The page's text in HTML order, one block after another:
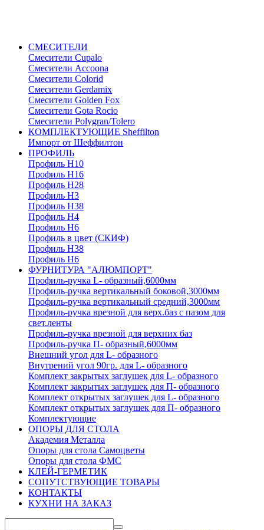
СМЕСИТЕЛИ
Cмесители Cupalo
Смесители Accoona
Смесители Colorid
Смесители Gerdamix
Смесители Golden Fox
Смесители Gota Rocio
Смесители Polygran/Tolero
КОМПЛЕКТУЮЩИЕ Sheffilton
Импорт от Шеффилтон
ПРОФИЛЬ
Профиль H10
Профиль H16
Профиль H28
Профиль H3
Профиль H38
Профиль H4
Профиль H6
Профиль в цвет (СКИФ)
Профиль H38
Профиль H6
ФУРНИТУРА "АЛЮМПОРТ"
Профиль-ручка L- образный,6000мм
Профиль-ручка вертикальный боковой,3000мм
Профиль-ручка вертикальный средний,3000мм
Профиль-ручка врезной для верх.баз с пазом для
свет.ленты
Профиль-ручка врезной для верхних баз
Профиль-ручка П- образный,6000мм
Внешний угол для L- образного
Внутрений угол 90гр. для L- образного
Комплект закрытых заглушек для L- образного
Комплект закрытых заглушек для П- образного
Комплект открытых заглушек для L- образного
Комплект открытых заглушек для П- образного
Комплектующие
ОПОРЫ ДЛЯ СТОЛА
Академия Металла
Опоры для стола Самоцветы
Опоры для стола ФМС
КЛЕЙ-ГЕРМЕТИК
СОПУТСТВУЮЩИЕ ТОВАРЫ
КОНТАКТЫ
КУХНИ НА ЗАКАЗ